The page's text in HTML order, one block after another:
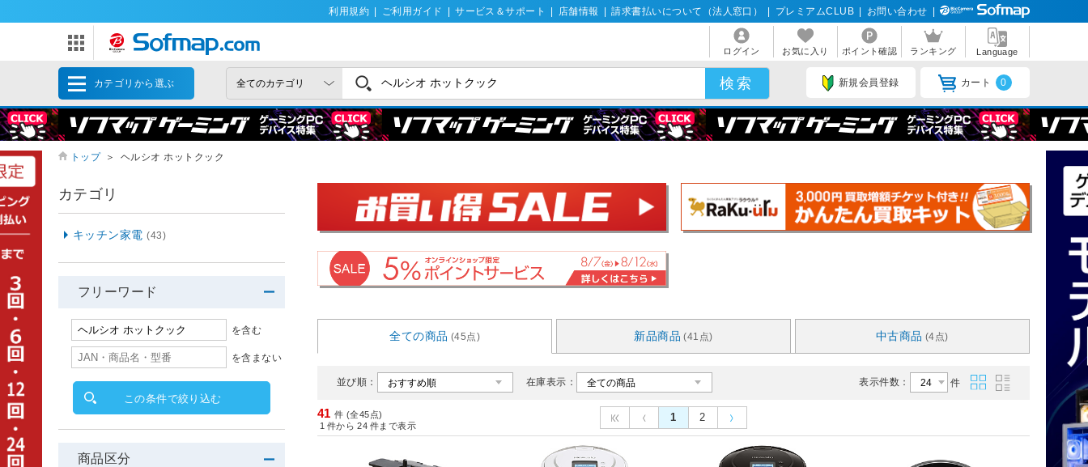
利用規約 ご利用ガイド サービス＆サポート 店舗情報 請求書払いについて（法人窓口） プレミアムCLUB お問い合わせ
ログイン お気に入り ポイント確認 ランキング Language
カテゴリから選ぶ 新規会員登録 カート 0
トップ ＞ ヘルシオ ホットクック
全ての商品 (45点) 新品商品 (41点) 中古商品 (4点)
並び順： 在庫表示： 表示件数： 件
41 件 (全45点)
1 件から 24 件まで表示
1 2
カテゴリ
キッチン家電(43)
フリーワード
を含む
を含まない
この条件で絞り込む
商品区分